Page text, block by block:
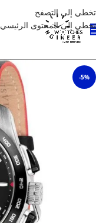
تخطي إلى التصفح
تخطي إلى المحتوى الرئيسي
-5%